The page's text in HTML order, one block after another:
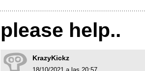
please help..
KrazyKickz